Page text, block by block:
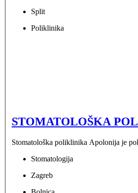
Split
Poliklinika
STOMATOLOŠKA
Stomatološka poliklinika Apolonija je
Stomatologija
Zagreb